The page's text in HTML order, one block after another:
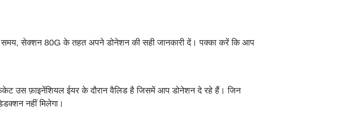
समय, सेक्शन 80G के तहत अपने डोनेशन की सही जानकारी दें। पक्का करें कि आप
उस फ़ाइनेंशियल ईयर के दौरान वैलिड है जिसमें आप डोनेशन दे रहे हैं। जिन
नहीं मिलेगा।